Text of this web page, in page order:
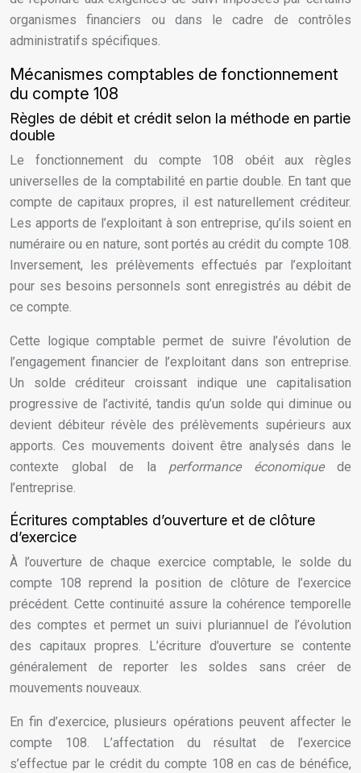
organismes financiers ou dans le cadre de contrôles
administratifs spécifiques.
Mécanismes comptables de fonctionnement
du compte 108
Règles de débit et crédit selon la méthode en partie
double
Le fonctionnement du compte 108 obéit aux règles
universelles de la comptabilité en partie double. En tant que
compte de capitaux propres, il est naturellement créditeur.
Les apports de l’exploitant à son entreprise, qu’ils soient en
numéraire ou en nature, sont portés au crédit du compte 108.
Inversement, les prélèvements effectués par l’exploitant
pour ses besoins personnels sont enregistrés au débit de
ce compte.
Cette logique comptable permet de suivre l’évolution de
l’engagement financier de l’exploitant dans son entreprise.
Un solde créditeur croissant indique une capitalisation
progressive de l’activité, tandis qu’un solde qui diminue ou
devient débiteur révèle des prélèvements supérieurs aux
apports. Ces mouvements doivent être analysés dans le
contexte global de la performance économiquede
l’entreprise.
Écritures comptables d’ouverture et de clôture
d’exercice
À l’ouverture de chaque exercice comptable, le solde du
compte 108 reprend la position de clôture de l’exercice
précédent. Cette continuité assure la cohérence temporelle
des comptes et permet un suivi pluriannuel de l’évolution
des capitaux propres. L’écriture d’ouverture se contente
généralement de reporter les soldes sans créer de
mouvements nouveaux.
En fin d’exercice, plusieurs opérations peuvent affecter le
compte 108. L’affectation du résultat de l’exercice
s’effectue par le crédit du compte 108 en cas de bénéfice,